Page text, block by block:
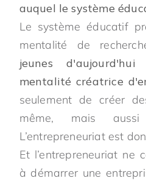
auquel le système
Le système éducatif
mentalité de
jeunes
mentalité créatrice
seulement de créer
même, mais
L’entrepreneuriat est
Et l’entrepreneuriat ne
à démarrer une